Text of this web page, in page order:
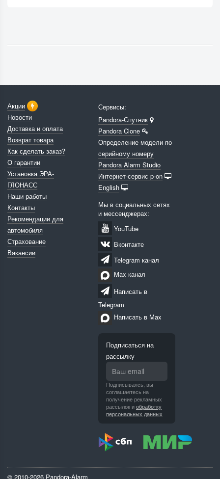
Акции
Новости
Доставка и оплата
Возврат товара
Как сделать заказ?
О гарантии
Установка ЭРА-
ГЛОНАСС
Наши работы
Контакты
Рекомендации для
автомобиля
Страхование
Вакансии
Сервисы:
Pandora-Спутник
Pandora Clone
Определение модели по
серийному номеру
Pandora Alarm Studio
Интернет-сервис p-on
English
Мы в социальных сетях
и мессенджерах:
YouTube
Вконтакте
Telegram канал
Max канал
Написать в
Telegram
Написать в Max
Подписаться на
рассылку
Подписываясь, вы
соглашаетесь на
получение рекламных
рассылок иобработку
персональных данных
© 2010-2026 Pandora-Alarm